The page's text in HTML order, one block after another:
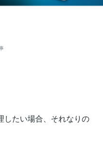
したい場合、それなりの